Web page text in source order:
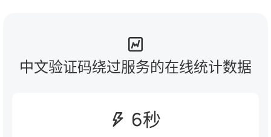
中文验证码绕过服务的在线统计数据
6秒